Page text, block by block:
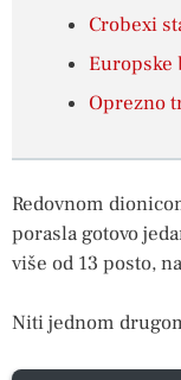
Crobexi
Europske
Oprezno
Redovnom
porasla gotovo
više od 13 posto,
Niti jednom